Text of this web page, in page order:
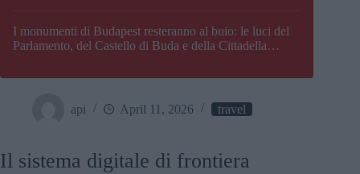
I monumenti di Budapest resteranno al buio: le luci del
Parlamento, del Castello di Buda e della Cittadella
api April 11, 2026 travel
Il sistema digitale di frontiera